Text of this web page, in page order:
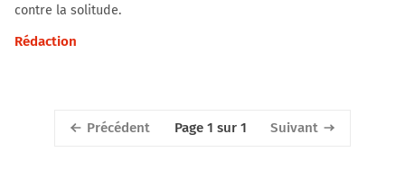
contre la solitude.
Rédaction
Précédent Page 1 sur 1 Suivant